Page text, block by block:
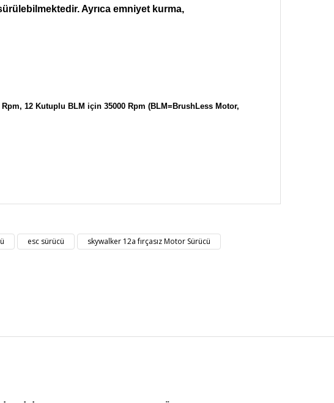
Ayrıca emniyet kurma,
12 Kutuplu BLM için 35000 Rpm (BLM=BrushLess Motor,
esc sürücü skywalker 12a fırçasız Motor Sürücü